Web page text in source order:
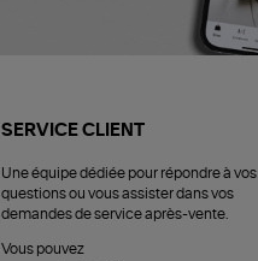
SERVICE CLIENT
Une équipe dédiée pour répondre à vos
questions ou vous assister dans vos
demandes de service après-vente.
Vous pouvez